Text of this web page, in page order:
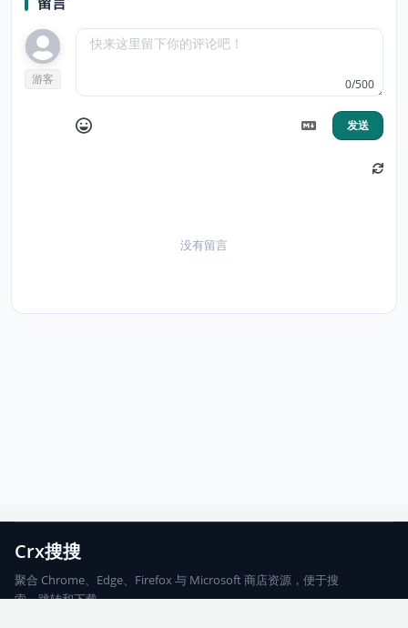
游客 0/500
发送
没有留言
Crx搜搜
聚合 Chrome、Edge、Firefox 与 Microsoft 商店资源，便于搜
索、跳转和下载。